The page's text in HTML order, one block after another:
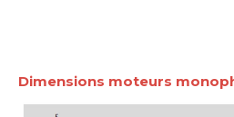
Dimensions moteurs